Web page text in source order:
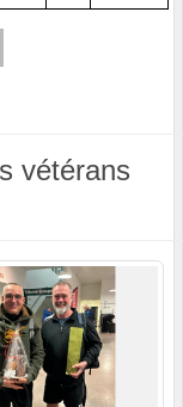
vétérans